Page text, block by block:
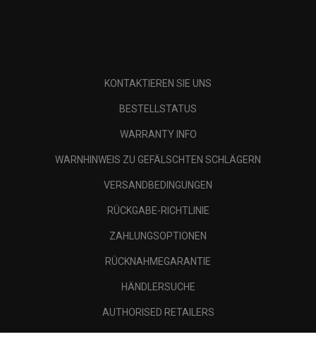
KONTAKTIEREN SIE UNS
BESTELLSTATUS
WARRANTY INFO
WARNHINWEIS ZU GEFÄLSCHTEN SCHLÄGERN
VERSANDBEDINGUNGEN
RÜCKGABE-RICHTLINIE
ZAHLUNGSOPTIONEN
RÜCKNAHMEGARANTIE
HÄNDLERSUCHE
AUTHORISED RETAILERS